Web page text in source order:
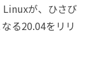
が、ひさび
る20.04をリリ